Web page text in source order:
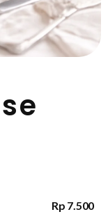
Rp 7.500